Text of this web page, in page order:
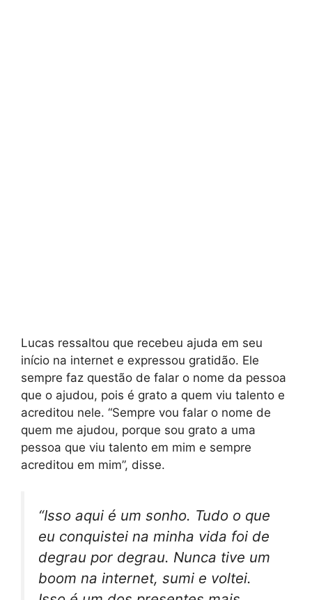
Lucas ressaltou que recebeu ajuda em seu
início na internet e expressou gratidão. Ele
sempre faz questão de falar o nome da pessoa
que o ajudou, pois é grato a quem viu talento e
acreditou nele. “Sempre vou falar o nome de
quem me ajudou, porque sou grato a uma
pessoa que viu talento em mim e sempre
acreditou em mim”, disse.
“Isso aqui é um sonho. Tudo o que
eu conquistei na minha vida foi de
degrau por degrau. Nunca tive um
boom na internet, sumi e voltei.